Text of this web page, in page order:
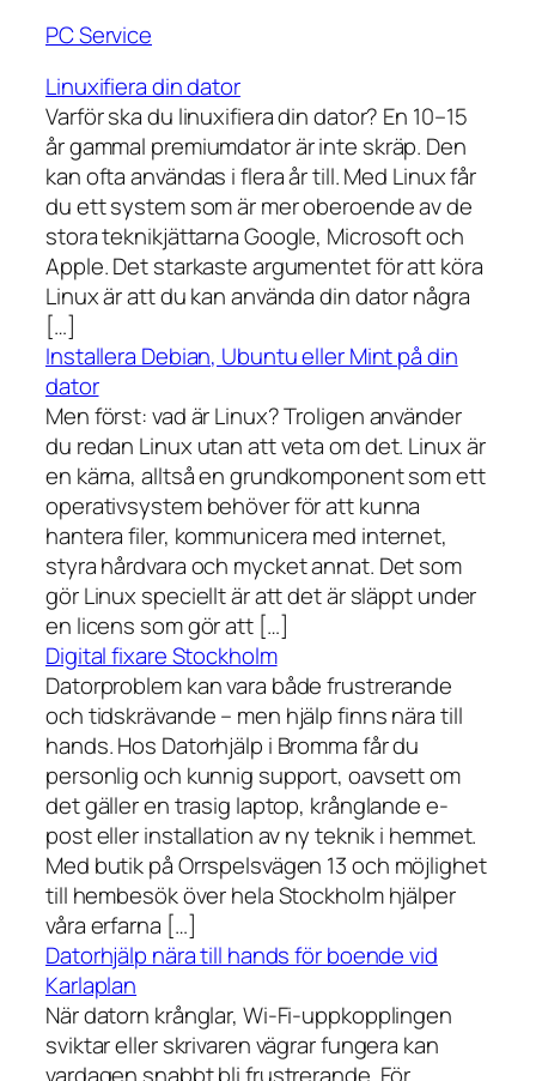
PC Service
Linuxifiera din dator
Varför ska du linuxifiera din dator? En 10–15
år gammal premiumdator är inte skräp. Den
kan ofta användas i flera år till. Med Linux får
du ett system som är mer oberoende av de
stora teknikjättarna Google, Microsoft och
Apple. Det starkaste argumentet för att köra
Linux är att du kan använda din dator några
[…]
Installera Debian, Ubuntu eller Mint på din
dator
Men först: vad är Linux? Troligen använder
du redan Linux utan att veta om det. Linux är
en kärna, alltså en grundkomponent som ett
operativsystem behöver för att kunna
hantera filer, kommunicera med internet,
styra hårdvara och mycket annat. Det som
gör Linux speciellt är att det är släppt under
en licens som gör att […]
Digital fixare Stockholm
Datorproblem kan vara både frustrerande
och tidskrävande – men hjälp finns nära till
hands. Hos Datorhjälp i Bromma får du
personlig och kunnig support, oavsett om
det gäller en trasig laptop, krånglande e-
post eller installation av ny teknik i hemmet.
Med butik på Orrspelsvägen 13 och möjlighet
till hembesök över hela Stockholm hjälper
våra erfarna […]
Datorhjälp nära till hands för boende vid
Karlaplan
När datorn krånglar, Wi-Fi-uppkopplingen
sviktar eller skrivaren vägrar fungera kan